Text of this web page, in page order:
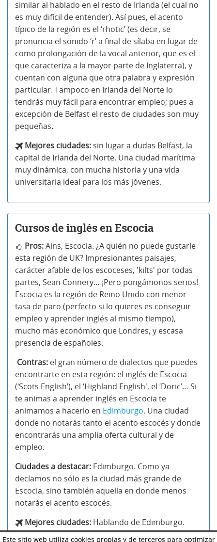
Este sitio web utiliza cookies propias y de terceros para optimizar
similar al hablado en el resto de Irlanda (el cual no
es muy difícil de entender). Así pues, el acento
típico de la región es el ‘rhotic’ (es decir, se
pronuncia el sonido ‘r’ a final de sílaba en lugar de
como prolongación de la vocal anterior, que es el
que caracteriza a la mayor parte de Inglaterra), y
cuentan con alguna que otra palabra y expresión
particular. Tampoco en Irlanda del Norte lo
tendrás muy fácil para encontrar empleo; pues a
excepción de Belfast el resto de ciudades son muy
pequeñas.
Mejores ciudades: sin lugar a dudas Belfast, la
capital de Irlanda del Norte. Una ciudad marítima
muy dinámica, con mucha historia y una vida
universitaria ideal para los más jóvenes.
Cursos de inglés en Escocia
Pros:Ains, Escocia. ¿A quién no puede gustarle
esta región de UK? Impresionantes paisajes,
carácter afable de los escoceses, 'kilts' por todas
partes, Sean Connery… ¡Pero pongámonos serios!
Escocia es la región de Reino Unido con menor
tasa de paro (perfecto si lo quieres es conseguir
empleo y aprender inglés al mismo tiempo),
mucho más económico que Londres, y escasa
presencia de españoles.
Contras: el gran número de dialectos que puedes
encontrarte en esta región: el inglés de Escocia
(‘Scots English’), el ‘Highland English', el ‘Doric’… Si
te animas a aprender inglés en Escocia te
animamos a hacerlo en Edimburgo. Una ciudad
donde no notarás tanto el acento escocés y donde
encontrarás una amplia oferta cultural y de
empleo.
Ciudades a destacar: Edimburgo. Como ya
decíamos no sólo es la ciudad más grande de
Escocia, sino también aquella en donde menos
notarás el acento escocés.
Mejores ciudades: Hablando de Edimburgo.
Aquí tienes una serie de cursos para aprender